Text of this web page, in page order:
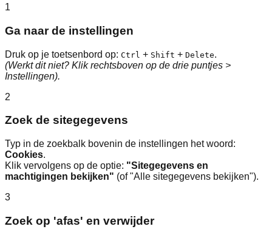
1
Ga naar de instellingen
Druk op je toetsenbord op: Ctrl + Shift + Delete.
(Werkt dit niet? Klik rechtsboven op de drie puntjes >
Instellingen).
2
Zoek de sitegegevens
Typ in de zoekbalk bovenin de instellingen het woord:
Cookies.
Klik vervolgens op de optie: "Sitegegevens en
machtigingen bekijken" (of "Alle sitegegevens bekijken").
3
Zoek op 'afas' en verwijder